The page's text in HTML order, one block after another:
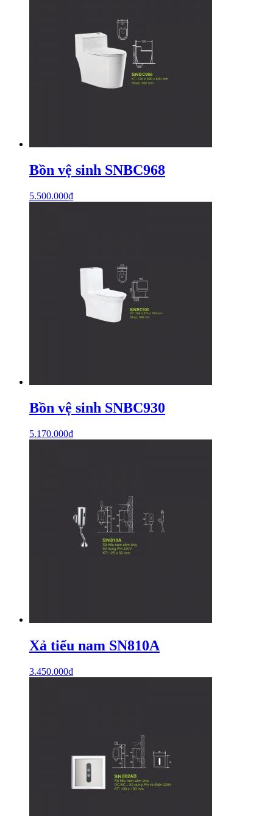
Bồn vệ sinh SNBC968
5.500.000₫
Bồn vệ sinh SNBC930
5.170.000₫
Xả tiểu nam SN810A
3.450.000₫